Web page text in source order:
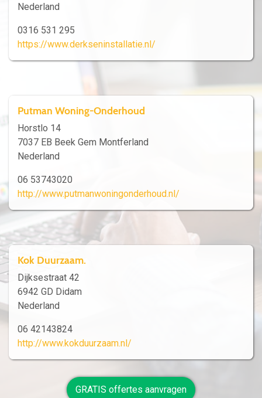
Nederland
0316 531 295
https://www.derkseninstallatie.nl/
Putman Woning-Onderhoud
Horstlo 14
7037 EB Beek Gem Montferland
Nederland
06 53743020
http://www.putmanwoningonderhoud.nl/
Kok Duurzaam.
Dijksestraat 42
6942 GD Didam
Nederland
06 42143824
http://www.kokduurzaam.nl/
GRATIS offertes aanvragen